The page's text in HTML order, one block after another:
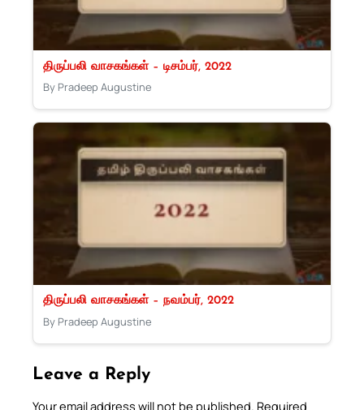
திருப்பலி வாசகங்கள் – டிசம்பர், 2022
By Pradeep Augustine
திருப்பலி வாசகங்கள் – நவம்பர், 2022
By Pradeep Augustine
Leave a Reply
Your email address will not be published. Required